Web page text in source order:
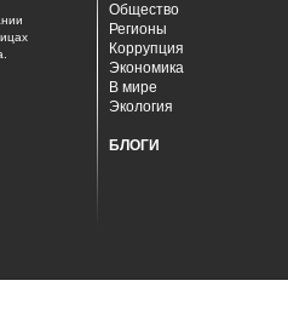
Общество
Регионы
Коррупция
Экономика
В мире
Экология
БЛОГИ